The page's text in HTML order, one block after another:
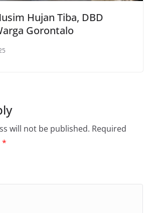
Hujan Tiba, DBD
Gorontalo
will not be published. Required
*